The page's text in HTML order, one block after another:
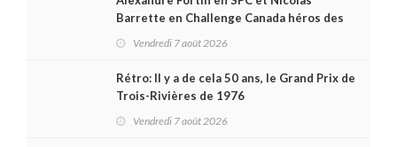
Barrette en Challenge Canada héros des
Vendredi 7 août 2026
Rétro: Il y a de cela 50 ans, le Grand Prix de
Trois-Rivières de 1976
Vendredi 7 août 2026